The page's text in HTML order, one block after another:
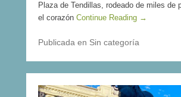
Plaza de Tendillas, rodeado de miles de
el corazón Continue Reading →
Publicada en Sin categoría